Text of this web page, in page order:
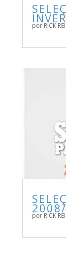
por RICK
por RICK